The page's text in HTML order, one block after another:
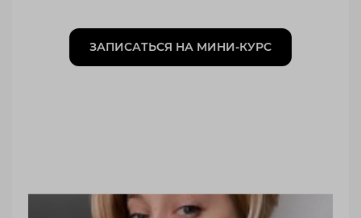
ЗАПИСАТЬСЯ НА МИНИ-КУРС